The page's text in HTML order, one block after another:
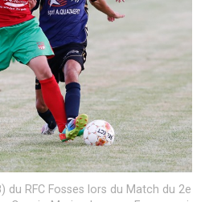
du RFC Fosses lors du Match du 2e